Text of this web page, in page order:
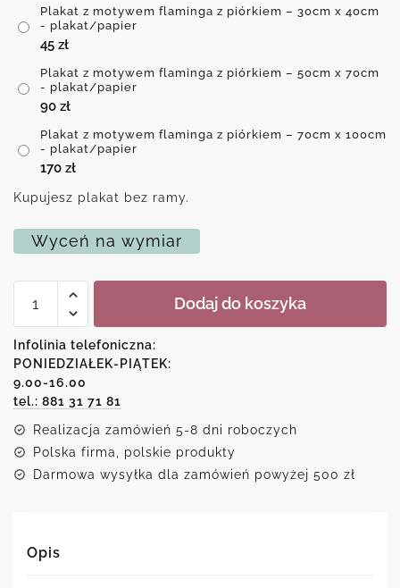
Plakat z motywem flaminga z piórkiem – 30cm x 40cm
- plakat/papier
45 zł
Plakat z motywem flaminga z piórkiem – 50cm x 70cm
- plakat/papier
90 zł
Plakat z motywem flaminga z piórkiem – 70cm x 100cm
- plakat/papier
170 zł
Kupujesz plakat bez ramy.
Wyceń na wymiar
Plakat
flaminga
z
piórkiem
Dodaj do koszyka
Infolinia telefoniczna:
PONIEDZIAŁEK-PIĄTEK:
9.00-16.00
tel.: 881 31 71 81
Realizacja zamówień 5-8 dni roboczych
Polska firma, polskie produkty
Darmowa wysyłka dla zamówień powyżej 500 zł
Opis